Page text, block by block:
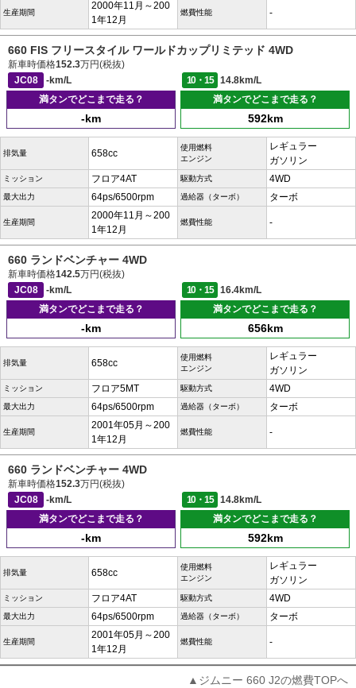
生産期間
2000年11月～200
1年12月
燃費性能 -
660 FIS フリースタイル ワールドカップリミテッド 4WD
新車時価格152.3万円(税抜)
JC08
-km/L 10・15
14.8km/L
満タンでどこまで走る？
-km
満タンでどこまで走る？
592km
排気量 658cc
使用燃料
エンジン
レギュラー
ガソリン
ミッション フロア4AT 駆動方式 4WD
最大出力 64ps/6500rpm 過給器（ターボ） ターボ
生産期間
2000年11月～200
1年12月
燃費性能 -
660 ランドベンチャー 4WD
新車時価格142.5万円(税抜)
JC08
-km/L 10・15
16.4km/L
満タンでどこまで走る？
-km
満タンでどこまで走る？
656km
排気量 658cc
使用燃料
エンジン
レギュラー
ガソリン
ミッション フロア5MT 駆動方式 4WD
最大出力 64ps/6500rpm 過給器（ターボ） ターボ
生産期間
2001年05月～200
1年12月
燃費性能 -
660 ランドベンチャー 4WD
新車時価格152.3万円(税抜)
JC08
-km/L 10・15
14.8km/L
満タンでどこまで走る？
-km
満タンでどこまで走る？
592km
排気量 658cc
使用燃料
エンジン
レギュラー
ガソリン
ミッション フロア4AT 駆動方式 4WD
最大出力 64ps/6500rpm 過給器（ターボ） ターボ
生産期間
2001年05月～200
1年12月
燃費性能 -
▲ジムニー 660 J2の燃費TOPへ